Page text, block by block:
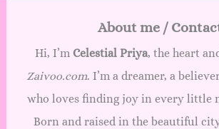
About me /
Hi, I’m Celestial Priya, the heart
Zaivoo.com. I’m a dreamer, a
who loves finding joy in every little
Born and raised in the beautiful